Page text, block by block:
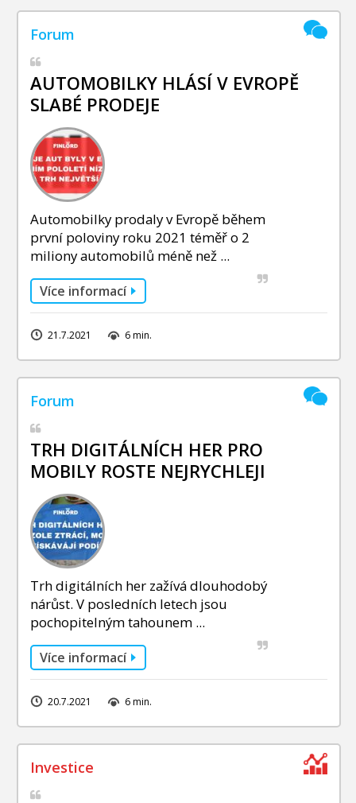
AUTOMOBILKY HLÁSÍ V EVROPĚ
SLABÉ PRODEJE
Automobilky prodaly v Evropě během
první poloviny roku 2021 téměř o 2
miliony automobilů méně než ...
Více informací
21.7.2021 6 min.
TRH DIGITÁLNÍCH HER PRO
MOBILY ROSTE NEJRYCHLEJI
Trh digitálních her zažívá dlouhodobý
nárůst. V posledních letech jsou
pochopitelným tahounem ...
Více informací
20.7.2021 6 min.